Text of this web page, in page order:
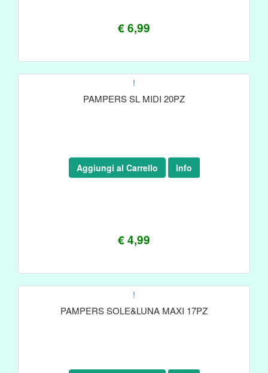
€ 6,99
!
PAMPERS SL MIDI 20PZ
€ 4,99
Aggiungi al Carrello Info
!
PAMPERS SOLE&LUNA MAXI 17PZ